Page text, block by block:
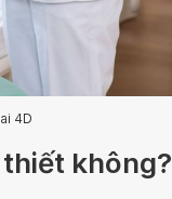
4D
thiết không?